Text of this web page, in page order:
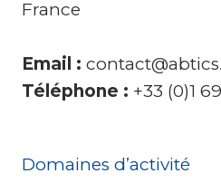
France
Email :
Téléphone : +33 (0)1
Domaines d’activité